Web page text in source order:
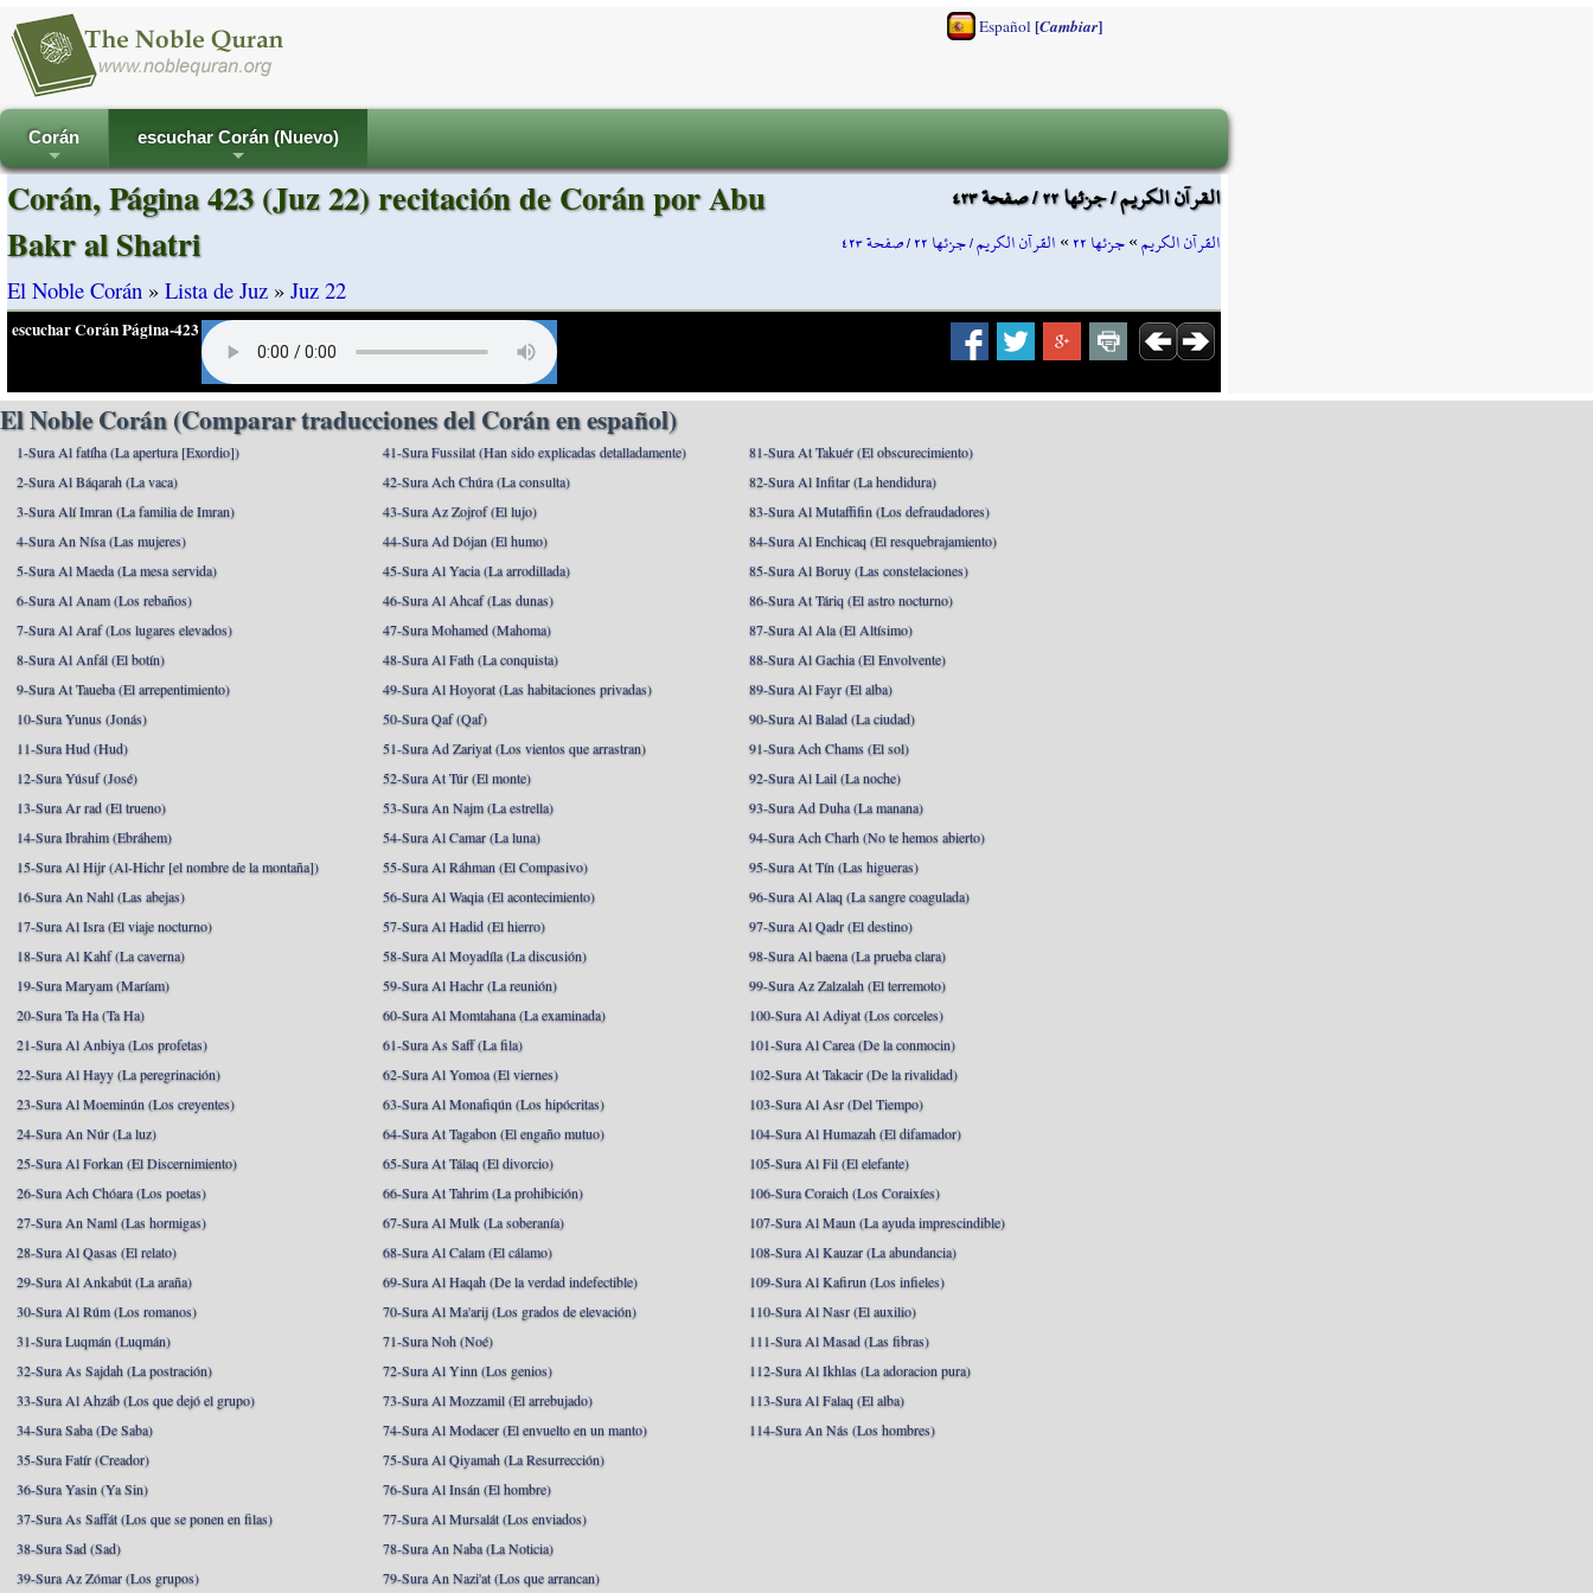
Español [Cambiar]
+
Corán
+
escuchar Corán (Nuevo)
القرآن الكريم / جزئها ٢٢ / صفحة ٤٢٣
القرآن الكريم»جزئها ٢٢ »القرآن الكريم / جزئها ٢٢ / صفحة ٤٢٣
Corán, Página 423 (Juz 22) recitación de Corán por Abu
Bakr al Shatri
El Noble Corán » Lista de Juz » Juz 22
escuchar Corán Página-423
El Noble Corán (Comparar traducciones del Corán en español)
1-Sura Al fatíha (La apertura [Exordio])
2-Sura Al Báqarah (La vaca)
3-Sura Alí Imran (La familia de Imran)
4-Sura An Nísa (Las mujeres)
5-Sura Al Maeda (La mesa servida)
6-Sura Al Anam (Los rebaños)
7-Sura Al Araf (Los lugares elevados)
8-Sura Al Anfál (El botín)
9-Sura At Taueba (El arrepentimiento)
10-Sura Yunus (Jonás)
11-Sura Hud (Hud)
12-Sura Yúsuf (José)
13-Sura Ar rad (El trueno)
14-Sura Ibrahim (Ebráhem)
15-Sura Al Hijr (Al-Hichr [el nombre de la montaña])
16-Sura An Nahl (Las abejas)
17-Sura Al Isra (El viaje nocturno)
18-Sura Al Kahf (La caverna)
19-Sura Maryam (Maríam)
20-Sura Ta Ha (Ta Ha)
21-Sura Al Anbiya (Los profetas)
22-Sura Al Hayy (La peregrinación)
23-Sura Al Moeminún (Los creyentes)
24-Sura An Núr (La luz)
25-Sura Al Forkan (El Discernimiento)
26-Sura Ach Chóara (Los poetas)
27-Sura An Naml (Las hormigas)
28-Sura Al Qasas (El relato)
29-Sura Al Ankabút (La araña)
30-Sura Al Rúm (Los romanos)
31-Sura Luqmán (Luqmán)
32-Sura As Sajdah (La postración)
33-Sura Al Ahzáb (Los que dejó el grupo)
34-Sura Saba (De Saba)
35-Sura Fatír (Creador)
36-Sura Yasin (Ya Sin)
37-Sura As Saffát (Los que se ponen en filas)
38-Sura Sad (Sad)
39-Sura Az Zómar (Los grupos)
41-Sura Fussilat (Han sido explicadas detalladamente)
42-Sura Ach Chúra (La consulta)
43-Sura Az Zojrof (El lujo)
44-Sura Ad Dójan (El humo)
45-Sura Al Yacia (La arrodillada)
46-Sura Al Ahcaf (Las dunas)
47-Sura Mohamed (Mahoma)
48-Sura Al Fath (La conquista)
49-Sura Al Hoyorat (Las habitaciones privadas)
50-Sura Qaf (Qaf)
51-Sura Ad Zariyat (Los vientos que arrastran)
52-Sura At Túr (El monte)
53-Sura An Najm (La estrella)
54-Sura Al Camar (La luna)
55-Sura Al Ráhman (El Compasivo)
56-Sura Al Waqia (El acontecimiento)
57-Sura Al Hadid (El hierro)
58-Sura Al Moyadíla (La discusión)
59-Sura Al Hachr (La reunión)
60-Sura Al Momtahana (La examinada)
61-Sura As Saff (La fila)
62-Sura Al Yomoa (El viernes)
63-Sura Al Monafiqún (Los hipócritas)
64-Sura At Tagabon (El engaño mutuo)
65-Sura At Tálaq (El divorcio)
66-Sura At Tahrim (La prohibición)
67-Sura Al Mulk (La soberanía)
68-Sura Al Calam (El cálamo)
69-Sura Al Haqah (De la verdad indefectible)
70-Sura Al Ma'arij (Los grados de elevación)
71-Sura Noh (Noé)
72-Sura Al Yinn (Los genios)
73-Sura Al Mozzamil (El arrebujado)
74-Sura Al Modacer (El envuelto en un manto)
75-Sura Al Qiyamah (La Resurrección)
76-Sura Al Insán (El hombre)
77-Sura Al Mursalát (Los enviados)
78-Sura An Naba (La Noticia)
79-Sura An Nazi'at (Los que arrancan)
81-Sura At Takuér (El obscurecimiento)
82-Sura Al Infitar (La hendidura)
83-Sura Al Mutaffifin (Los defraudadores)
84-Sura Al Enchicaq (El resquebrajamiento)
85-Sura Al Boruy (Las constelaciones)
86-Sura At Táriq (El astro nocturno)
87-Sura Al Ala (El Altísimo)
88-Sura Al Gachia (El Envolvente)
89-Sura Al Fayr (El alba)
90-Sura Al Balad (La ciudad)
91-Sura Ach Chams (El sol)
92-Sura Al Lail (La noche)
93-Sura Ad Duha (La manana)
94-Sura Ach Charh (No te hemos abierto)
95-Sura At Tín (Las higueras)
96-Sura Al Alaq (La sangre coagulada)
97-Sura Al Qadr (El destino)
98-Sura Al baena (La prueba clara)
99-Sura Az Zalzalah (El terremoto)
100-Sura Al Adiyat (Los corceles)
101-Sura Al Carea (De la conmocin)
102-Sura At Takacir (De la rivalidad)
103-Sura Al Asr (Del Tiempo)
104-Sura Al Humazah (El difamador)
105-Sura Al Fil (El elefante)
106-Sura Coraich (Los Coraixíes)
107-Sura Al Maun (La ayuda imprescindible)
108-Sura Al Kauzar (La abundancia)
109-Sura Al Kafirun (Los infieles)
110-Sura Al Nasr (El auxilio)
111-Sura Al Masad (Las fibras)
112-Sura Al Ikhlas (La adoracion pura)
113-Sura Al Falaq (El alba)
114-Sura An Nás (Los hombres)